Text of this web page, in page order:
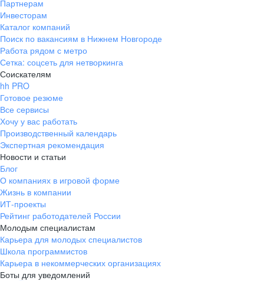
Партнерам
Инвесторам
Каталог компаний
Поиск по вакансиям в Нижнем Новгороде
Работа рядом с метро
Сетка: соцсеть для нетворкинга
Соискателям
hh PRO
Готовое резюме
Все сервисы
Хочу у вас работать
Производственный календарь
Экспертная рекомендация
Новости и статьи
Блог
О компаниях в игровой форме
Жизнь в компании
ИТ-проекты
Рейтинг работодателей России
Молодым специалистам
Карьера для молодых специалистов
Школа программистов
Карьера в некоммерческих организациях
Боты для уведомлений